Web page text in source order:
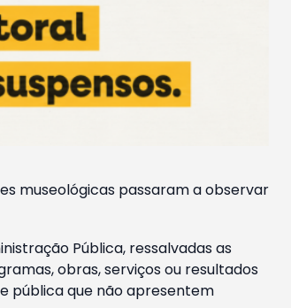
museológicas passaram a observar
Pública, ressalvadas as
obras, serviços ou resultados
pública que não apresentem